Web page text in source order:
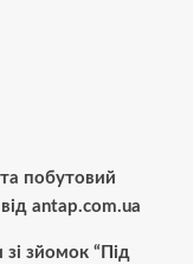
побутовий
antap.com.ua
зйомок “Під